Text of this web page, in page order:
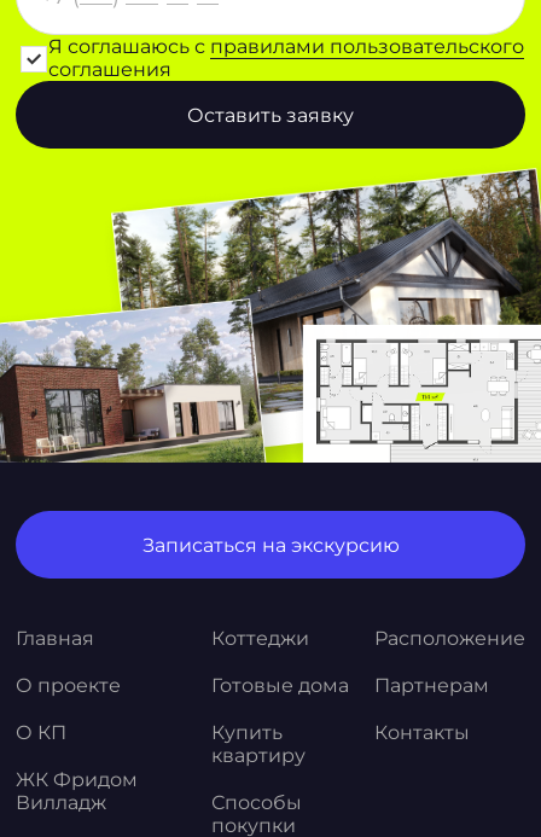
Я соглашаюсь с правилами пользовательского
соглашения
Записаться на экскурсию
Главная
О проекте
О КП
ЖК Фридом
Вилладж
Коттеджи
Готовые дома
Купить
квартиру
Способы
покупки
Расположение
Партнерам
Контакты